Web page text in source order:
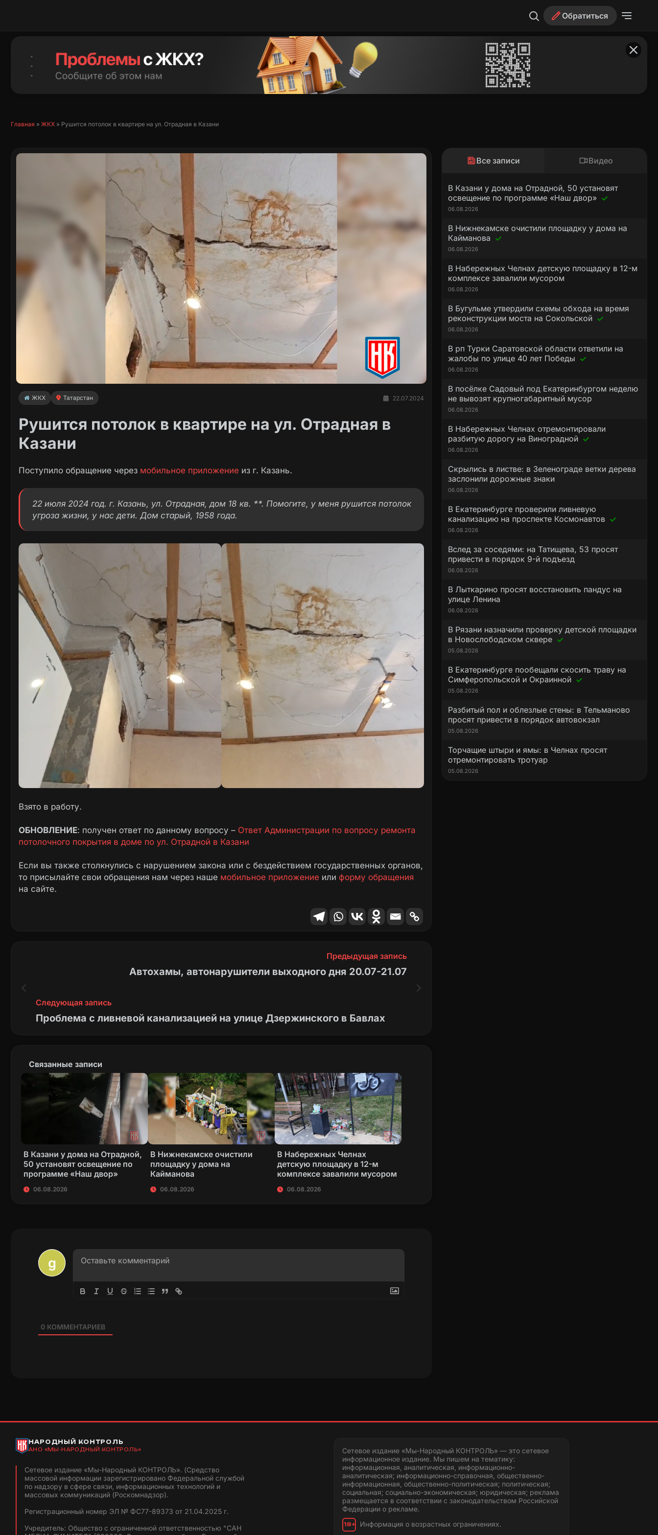
Обратиться
Главная » ЖКХ » Рушится потолок в квартире на ул. Отрадная в Казани
ЖКХ Татарстан 22.07.2024
Рушится потолок в квартире на ул. Отрадная в
Казани
Поступило обращение через мобильное приложение из г. Казань.
22 июля 2024 год. г. Казань, ул. Отрадная, дом 18 кв. **. Помогите, у меня рушится потолок
угроза жизни, у нас дети. Дом старый, 1958 года.
Взято в работу.
ОБНОВЛЕНИЕ: получен ответ по данному вопросу – Ответ Администрации по вопросу ремонта
потолочного покрытия в доме по ул. Отрадной в Казани
Если вы также столкнулись с нарушением закона или с бездействием государственных органов,
то присылайте свои обращения нам через наше мобильное приложение или форму обращения
на сайте.
Предыдущая запись
Автохамы, автонарушители выходного дня 20.07-21.07
Следующая запись
Проблема с ливневой канализацией на улице Дзержинского в Бавлах
Связанные записи
В Казани у дома на Отрадной,
50 установят освещение по
программе «Наш двор»
06.08.2026
В Нижнекамске очистили
площадку у дома на
Кайманова
06.08.2026
В Набережных Челнах
детскую площадку в 12-м
комплексе завалили мусором
06.08.2026
0КОММЕНТАРИЕВ
Все записи Видео
В Казани у дома на Отрадной, 50 установят
освещение по программе «Наш двор»
06.08.2026
В Нижнекамске очистили площадку у дома на
Кайманова
06.08.2026
В Набережных Челнах детскую площадку в 12-м
комплексе завалили мусором
06.08.2026
В Бугульме утвердили схемы обхода на время
реконструкции моста на Сокольской
06.08.2026
В рп Турки Саратовской области ответили на
жалобы по улице 40 лет Победы
06.08.2026
В посёлке Садовый под Екатеринбургом неделю
не вывозят крупногабаритный мусор
06.08.2026
В Набережных Челнах отремонтировали
разбитую дорогу на Виноградной
06.08.2026
Скрылись в листве: в Зеленограде ветки дерева
заслонили дорожные знаки
06.08.2026
В Екатеринбурге проверили ливневую
канализацию на проспекте Космонавтов
06.08.2026
Вслед за соседями: на Татищева, 53 просят
привести в порядок 9-й подъезд
06.08.2026
В Лыткарино просят восстановить пандус на
улице Ленина
06.08.2026
В Рязани назначили проверку детской площадки
в Новослободском сквере
05.08.2026
В Екатеринбурге пообещали скосить траву на
Симферопольской и Окраинной
05.08.2026
Разбитый пол и облезлые стены: в Тельманово
просят привести в порядок автовокзал
05.08.2026
Торчащие штыри и ямы: в Челнах просят
отремонтировать тротуар
05.08.2026
НАРОДНЫЙ КОНТРОЛЬ
АНО «МЫ-НАРОДНЫЙ КОНТРОЛЬ»
Сетевое издание «Мы-Народный КОНТРОЛЬ». (Средство
массовой информации зарегистрировано Федеральной службой
по надзору в сфере связи, информационных технологий и
массовых коммуникаций (Роскомнадзор).
Регистрационный номер ЭЛ № ФС77-89373 от 21.04.2025 г.
Учредитель: Общество с ограниченной ответственностью "САН
Сетевое издание «Мы-Народный КОНТРОЛЬ» — это сетевое
информационное издание. Мы пишем на тематику:
информационная, аналитическая, информационно-
аналитическая; информационно-справочная, общественно-
информационная, общественно-политическая; политическая;
социальная; социально-экономическая; юридическая; реклама
размещается в соответствии с законодательством Российской
Федерации о рекламе.
18+ Информация о возрастных ограничениях.